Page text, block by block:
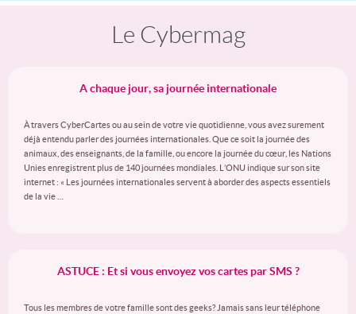
Le Cybermag
A chaque jour, sa journée internationale
À travers CyberCartes ou au sein de votre vie quotidienne, vous avez surement
déjà entendu parler des journées internationales. Que ce soit la journée des
animaux, des enseignants, de la famille, ou encore la journée du cœur, les Nations
Unies enregistrent plus de 140 journées mondiales. L’ONU indique sur son site
internet : « Les journées internationales servent à aborder des aspects essentiels
de la vie …
ASTUCE : Et si vous envoyez vos cartes par SMS ?
Tous les membres de votre famille sont des geeks? Jamais sans leur téléphone